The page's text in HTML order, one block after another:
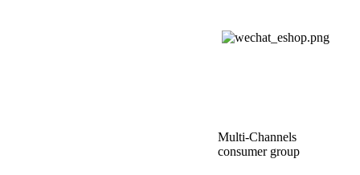
Multi-Channels
consumer group